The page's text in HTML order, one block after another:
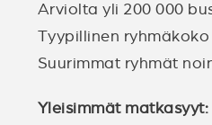
Arviolta yli 200 000
Tyypillinen
Suurimmat ryhmät
Yleisimmät matkasyyt: